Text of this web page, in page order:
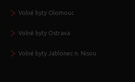
Volné byty Olomouc
Volné byty Ostrava
Volné byty Jablonec n. Nisou